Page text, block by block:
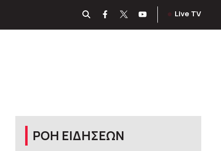
Live TV
ΡΟΗ ΕΙΔΗΣΕΩΝ